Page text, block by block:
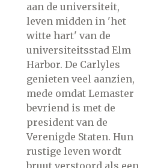
aan de universiteit,
leven midden in 'het
witte hart' van de
universiteitsstad Elm
Harbor. De Carlyles
genieten veel aanzien,
mede omdat Lemaster
bevriend is met de
president van de
Verenigde Staten. Hun
rustige leven wordt
bruut verstoord als een